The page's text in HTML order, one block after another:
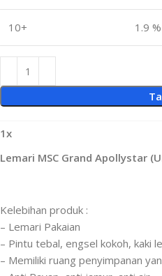
10+ 1.9 %
1x
Lemari MSC Grand Apollystar
Kelebihan produk :
– Lemari Pakaian
– Pintu tebal, engsel kokoh, kaki
– Memiliki ruang penyimpanan